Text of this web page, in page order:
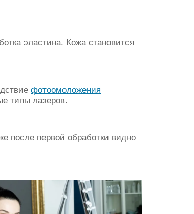
эластина. Кожа становится
фотоомоложения
типы лазеров.
после первой обработки видно